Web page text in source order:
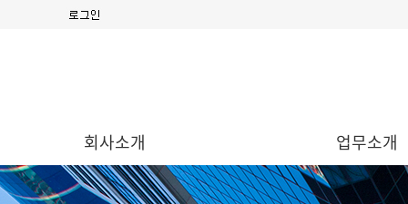
회사소개 업무소개